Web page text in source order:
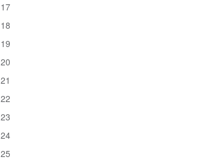
17
18
19
20
21
22
23
24
25